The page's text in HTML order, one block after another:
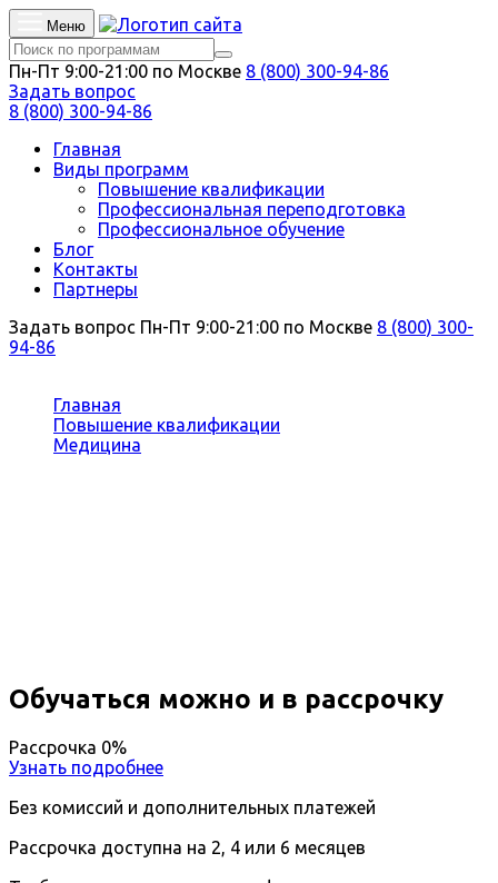
Меню
Пн-Пт 9:00-21:00 по Москве 8 (800) 300-94-86
Задать вопрос
8 (800) 300-94-86
Главная
Виды программ
Повышение квалификации
Профессиональная переподготовка
Профессиональное обучение
Блог
Контакты
Партнеры
Задать вопрос Пн-Пт 9:00-21:00 по Москве 8 (800) 300-
94-86
Главная
Повышение квалификации
Медицина
Обучаться можно и в рассрочку
Рассрочка 0%
Узнать подробнее
Без комиссий и дополнительных платежей
Рассрочка доступна на 2, 4 или 6 месяцев